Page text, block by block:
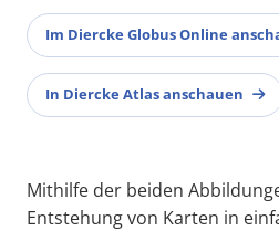
Im Diercke Globus Online
In Diercke Atlas anschauen
Mithilfe der beiden
Entstehung von Karten in